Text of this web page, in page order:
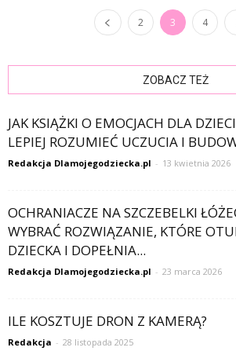
2 3 4
ZOBACZ TEŻ
JAK KSIĄŻKI O EMOCJACH DLA
LEPIEJ ROZUMIEĆ UCZUCIA I
Redakcja Dlamojegodziecka.pl - 13 kwietnia 2026
OCHRANIACZE NA SZCZEBELKI
WYBRAĆ ROZWIĄZANIE, KTÓRE
DZIECKA I DOPEŁNIA...
Redakcja Dlamojegodziecka.pl - 23 marca 2026
ILE KOSZTUJE DRON Z KAMERĄ?
Redakcja - 28 listopada 2025